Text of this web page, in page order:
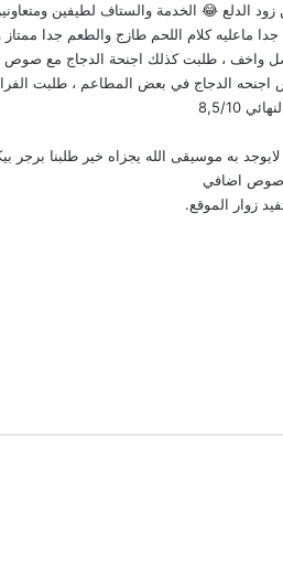
الدلع 😂 الخدمة والستاف لطيفين
ماعليه كلام اللحم طازج والطعم جدا
واخف ، طلبت كذلك اجنحة الدجاج مع
اجنحه الدجاج في بعض المطاعم ، طلبت
10
به موسيقى الله يجزاه خير طلبنا برجر
اضافي
زوار الموقع.